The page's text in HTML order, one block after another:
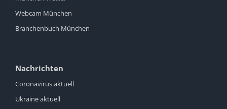
Webcam München
Branchenbuch München
Nachrichten
Coronavirus aktuell
Ukraine aktuell